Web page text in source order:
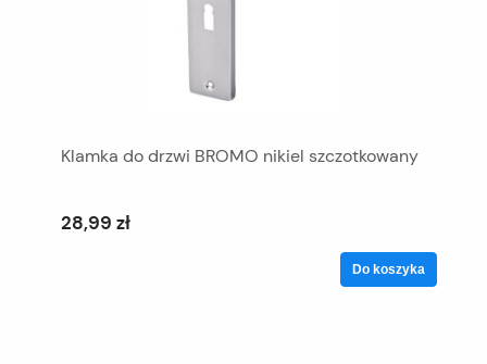
Klamka do drzwi BROMO nikiel szczotkowany
28,99 zł
Do koszyka